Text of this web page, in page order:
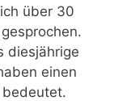
über 30
diesjährige
einen